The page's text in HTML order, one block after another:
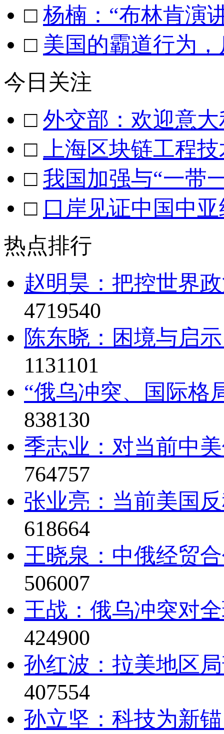
□ 杨楠：“布林肯演
□ 美国的霸道行为
今日关注
□ 外交部：欢迎意
□
上海区块链工程
□ 我国加强与“一带
□ 口岸见证中国中
热点排行
赵明昊：把控世界
4719540
陈东晓：困境与启
1131101
“俄乌冲突、国际格
838130
季志业：对当前中
764757
张业亮：当前美国
618664
王晓泉：中俄经贸
506007
王战：俄乌冲突对
424900
孙红波：拉美地区
407554
孙立坚：科技为新